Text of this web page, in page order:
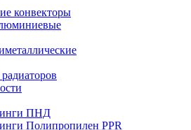
конвекторы
ПНД
Полипропилен PPR